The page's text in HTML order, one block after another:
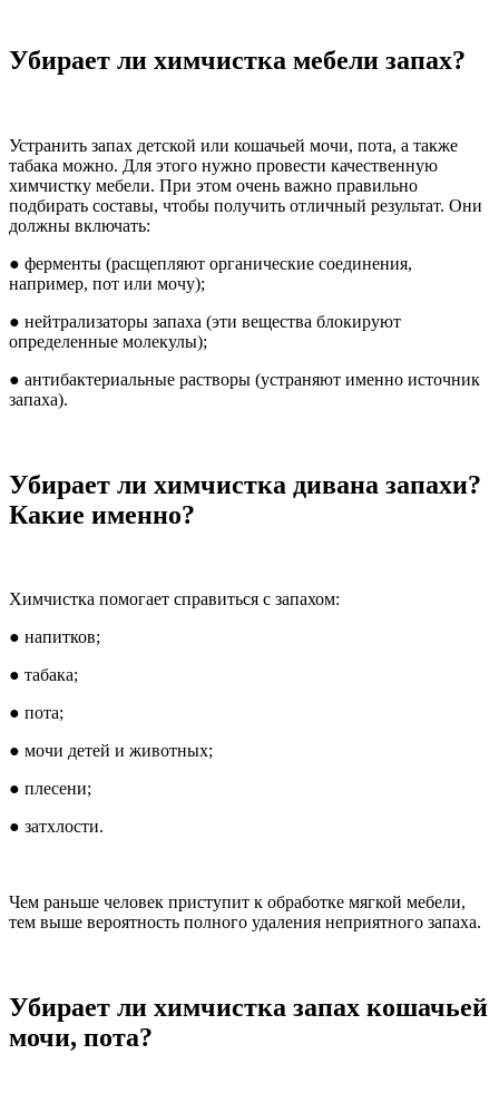
Убирает ли химчистка мебели запах?
Устранить запах детской или кошачьей мочи, пота, а также
табака можно. Для этого нужно провести качественную
химчистку мебели. При этом очень важно правильно
подбирать составы, чтобы получить отличный результат. Они
должны включать:
● ферменты (расщепляют органические соединения,
например, пот или мочу);
● нейтрализаторы запаха (эти вещества блокируют
определенные молекулы);
● антибактериальные растворы (устраняют именно источник
запаха).
Убирает ли химчистка дивана запахи?
Какие именно?
Химчистка помогает справиться с запахом:
● напитков;
● табака;
● пота;
● мочи детей и животных;
● плесени;
● затхлости.
Чем раньше человек приступит к обработке мягкой мебели,
тем выше вероятность полного удаления неприятного запаха.
Убирает ли химчистка запах кошачьей
мочи, пота?